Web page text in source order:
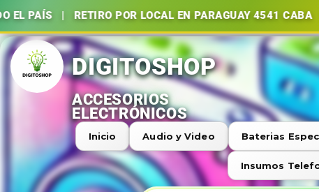
POR LOCAL EN PARAGUAY 4541 CABA |
Ir
al
contenido
Inicio Audio y Video Baterias
Insumos